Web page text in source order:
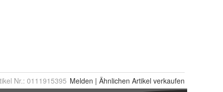
Nr.: 0111915395 Melden | Ähnlichen Artikel verkaufen